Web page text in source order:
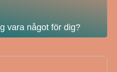
vara något för dig?